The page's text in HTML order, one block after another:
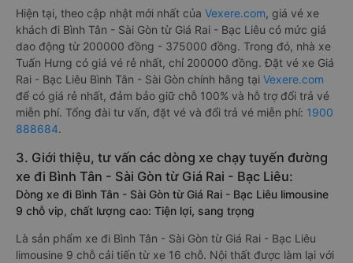
Hiện tại, theo cập nhật mới nhất của Vexere.com, giá vé xe
khách đi Bình Tân - Sài Gòn từ Giá Rai - Bạc Liêu có mức giá
dao động từ 200000 đồng - 375000 đồng. Trong đó, nhà xe
Tuấn Hưng có giá vé rẻ nhất, chỉ 200000 đồng. Đặt vé xe Giá
Rai - Bạc Liêu Bình Tân - Sài Gòn chính hãng tại Vexere.com
để có giá rẻ nhất, đảm bảo giữ chỗ 100% và hỗ trợ đổi trả vé
miễn phí. Tổng đài tư vấn, đặt vé và đổi trả vé miễn phí: 1900
888684.
3. Giới thiệu, tư vấn các dòng xe chạy tuyến đường
xe đi Bình Tân - Sài Gòn từ Giá Rai - Bạc Liêu:
Dòng xe đi Bình Tân - Sài Gòn từ Giá Rai - Bạc Liêu limousine
9 chỗ vip, chất lượng cao: Tiện lợi, sang trọng
Là sản phẩm xe đi Bình Tân - Sài Gòn từ Giá Rai - Bạc Liêu
limousine 9 chỗ cải tiến từ xe 16 chỗ. Nội thất được làm lại với